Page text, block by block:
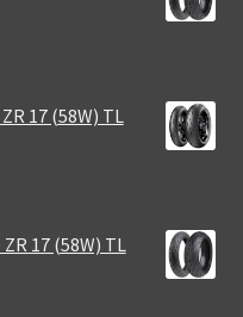
17 (58W) TL
17 (58W) TL